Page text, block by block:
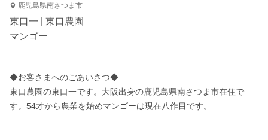
鹿児島県南さつま市
東口一 | 東口農園
マンゴー
◆お客さまへのごあいさつ◆
東口農園の東口一です。大阪出身の鹿児島県南さつま市在住で
す。54才から農業を始めマンゴーは現在八作目です。
─ ─ ─ ─ ─